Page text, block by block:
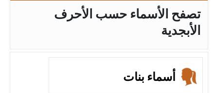
تصفح الأسماء حسب الأحرف
الأبجدية
أسماء بنات